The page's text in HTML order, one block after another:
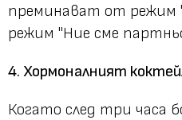
преминават от режим
режим "Ние сме
4. Хормоналният
Когато след три часа